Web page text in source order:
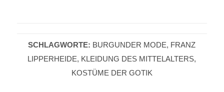
SCHLAGWORTE: BURGUNDER MODE, FRANZ
LIPPERHEIDE, KLEIDUNG DES MITTELALTERS,
KOSTÜME DER GOTIK